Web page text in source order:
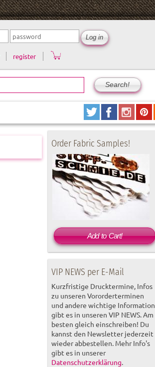
register
Order Fabric Samples!
Add to Cart!
VIP NEWS per E-Mail
Kurzfristige Drucktermine, Infos
zu unseren Vororderterminen
und andere wichtige Information
gibt es in unseren VIP NEWS. Am
besten gleich einschreiben! Du
kannst den Newsletter jederzeit
wieder abbestellen. Mehr Info's
gibt es in unserer
Datenschutzerklärung